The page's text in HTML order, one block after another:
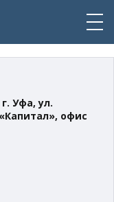
г. Уфа, ул.
офис